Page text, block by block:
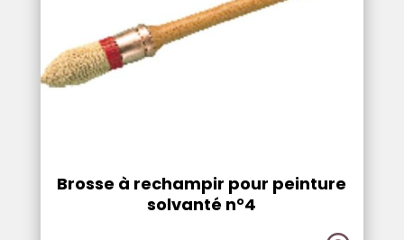
Brosse à rechampir pour peinture
solvanté n°4